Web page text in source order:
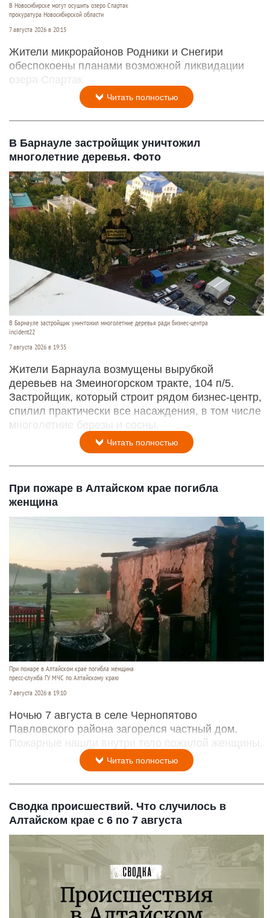
В Новосибирске могут осушить озеро Спартак
прокуратура Новосибирской области
7 августа 2026 в 20:15
Жители микрорайонов Родники и Снегири
обеспокоены планами возможной ликвидации
озера Спартак.
Читать полностью
В Барнауле застройщик уничтожил
многолетние деревья. Фото
В Барнауле застройщик уничтожил многолетние деревья ради бизнес-центра
incident22
7 августа 2026 в 19:35
Жители Барнаула возмущены вырубкой
деревьев на Змеиногорском тракте, 104 п/5.
Застройщик, который строит рядом бизнес-центр,
спилил практически все насаждения, в том числе
многолетние березы и сосны.
Читать полностью
При пожаре в Алтайском крае погибла
женщина
При пожаре в Алтайском крае погибла женщина
пресс-служба ГУ МЧС по Алтайскому краю
7 августа 2026 в 19:10
Ночью 7 августа в селе Чернопятово
Павловского района загорелся частный дом.
Пожарные нашли внутри тело пожилой женщины.
Читать полностью
Сводка происшествий. Что случилось в
Алтайском крае с 6 по 7 августа